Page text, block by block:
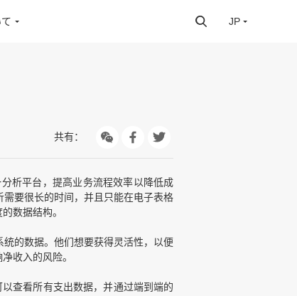
JP
共有：
析平台，提高业务流程效率以降低成
要很长的时间，并且只能在电子表格
数据结构。
的数据。他们想要获得灵活性，以便
收入的风险。
查看所有支出数据，并通过端到端的